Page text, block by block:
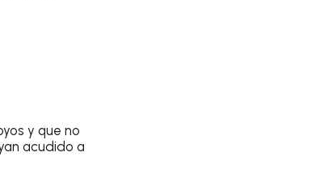
y que no
acudido a